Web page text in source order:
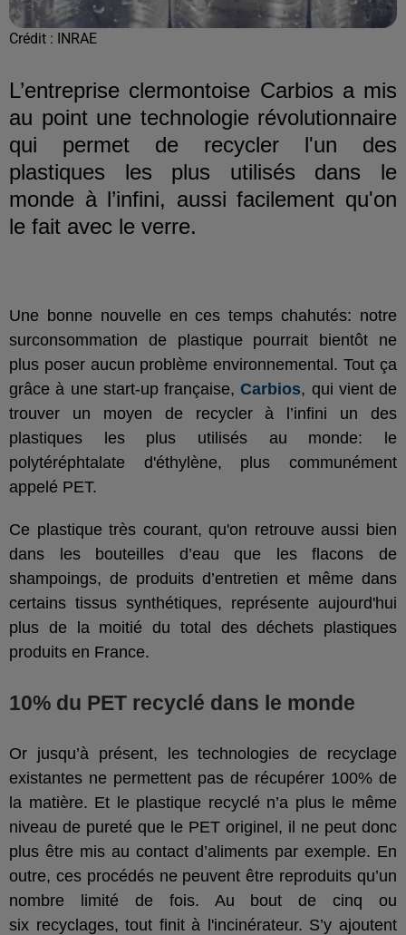
Crédit : INRAE
L’entreprise clermontoise Carbios a mis
au point une technologie révolutionnaire
qui permet de recycler l'un des
plastiques les plus utilisés dans le
monde à l’infini, aussi facilement qu'on
le fait avec le verre.
Une bonne nouvelle en ces temps chahutés: notre
surconsommation de plastique pourrait bientôt ne
plus poser aucun problème environnemental. Tout ça
grâce à une start-up française,Carbios, qui vient de
trouver un moyen de recycler à l’infini un des
plastiques les plus utilisés au monde: le
polytéréphtalate d'éthylène, plus communément
appelé PET.
Ce plastique très courant, qu'on retrouve aussi bien
dans les bouteilles d’eau que les flacons de
shampoings, de produits d’entretien et même dans
certains tissus synthétiques, représente aujourd'hui
plus de la moitié du total des déchets plastiques
produits en France.
10% du PET recyclé dans le monde
Or jusqu’à présent, les technologies de recyclage
existantes ne permettent pas de récupérer 100% de
la matière. Et le plastique recyclé n’a plus le même
niveau de pureté que le PET originel, il ne peut donc
plus être mis au contact d’aliments par exemple. En
outre, ces procédés ne peuvent être reproduits qu’un
nombre limité de fois. Au bout de cinq ou
six recyclages, tout finit à l'incinérateur. S’y ajoutent